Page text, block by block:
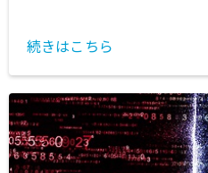
続きはこちら